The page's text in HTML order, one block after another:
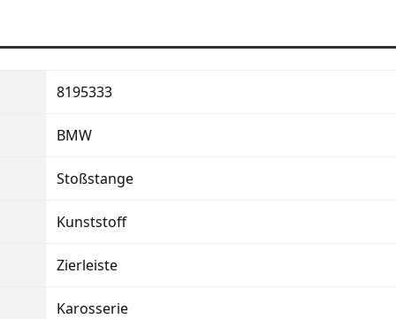
8195333
BMW
Stoßstange
Kunststoff
Zierleiste
Karosserie